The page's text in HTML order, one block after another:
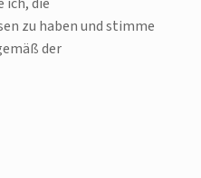
zu haben und stimme
der